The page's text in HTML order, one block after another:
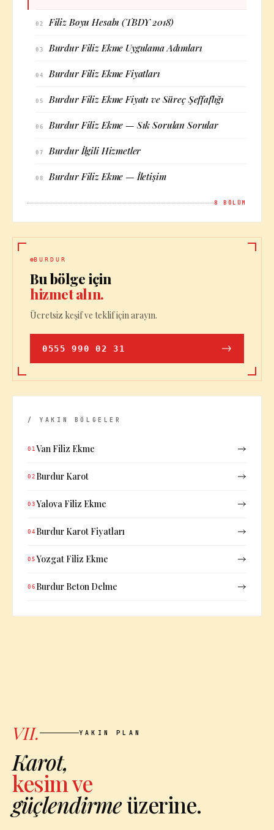
02 Filiz Boyu Hesabı (TBDY 2018)
03 Burdur Filiz Ekme Uygulama Adımları
04 Burdur Filiz Ekme Fiyatları
05 Burdur Filiz Ekme Fiyatı ve Süreç Şeffaflığı
06 Burdur Filiz Ekme — Sık Sorulan Sorular
07 Burdur İlgili Hizmetler
08 Burdur Filiz Ekme — İletişim
8 BÖLÜM
BURDUR
Bu bölge için
hizmet alın.
Ücretsiz keşif ve teklif için arayın.
0555 990 02 31
/ YAKIN BÖLGELER
01 Van Filiz Ekme
02 Burdur Karot
03 Yalova Filiz Ekme
04 Burdur Karot Fiyatları
05 Yozgat Filiz Ekme
06 Burdur Beton Delme
VII. YAKIN PLAN
Karot,
kesim ve
güçlendirmeüzerine.